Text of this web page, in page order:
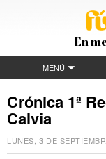
En
MENÚ
Crónica 1ª
Calvia
LUNES, 3 DE